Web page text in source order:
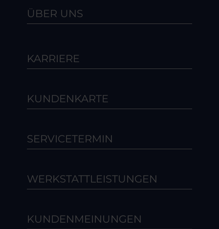
ÜBER UNS
KARRIERE
KUNDENKARTE
SERVICETERMIN
WERKSTATTLEISTUNGEN
KUNDENMEINUNGEN